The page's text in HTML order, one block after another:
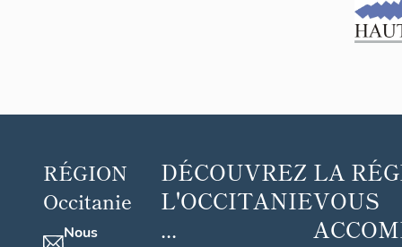
RÉGION
Occitanie
Nous
DÉCOUVREZ
L'OCCITANIE
...
LA
VOUS